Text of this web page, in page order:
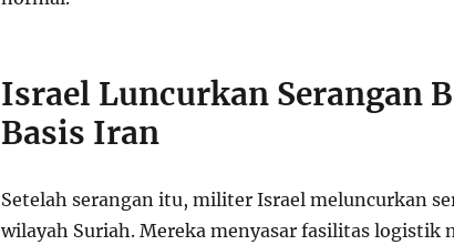
Israel Luncurkan Serangan
Basis Iran
Setelah serangan itu, militer Israel meluncurkan
wilayah Suriah. Mereka menyasar fasilitas logistik